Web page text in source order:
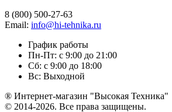
8 (800) 500-27-63
Email: info@hi-tehnika.ru
График работы
Пн-Пт: с 9:00 до 21:00
Сб: с 9:00 до 18:00
Вс: Выходной
® Интернет-магазин "Высокая Техника"
© 2014-2026. Все права защищены.